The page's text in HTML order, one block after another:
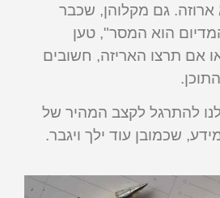
גם מקלוהן, שכבר
ש"המדיום הוא המסר", טען
אם תרצו האריזה, חשובים
להתרגל לקצב המהיר של
שכמובן עוד ילך ויגבר.